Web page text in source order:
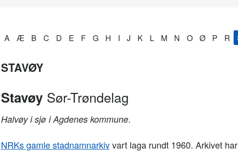
A Æ B C D E F G H I J K L M N O Ø P R
STAVØY
StavøySør-Trøndelag
Halvøy i sjø i Agdenes kommune.
NRKs gamle stadnamnarkivvart laga rundt 1960. Arkivet